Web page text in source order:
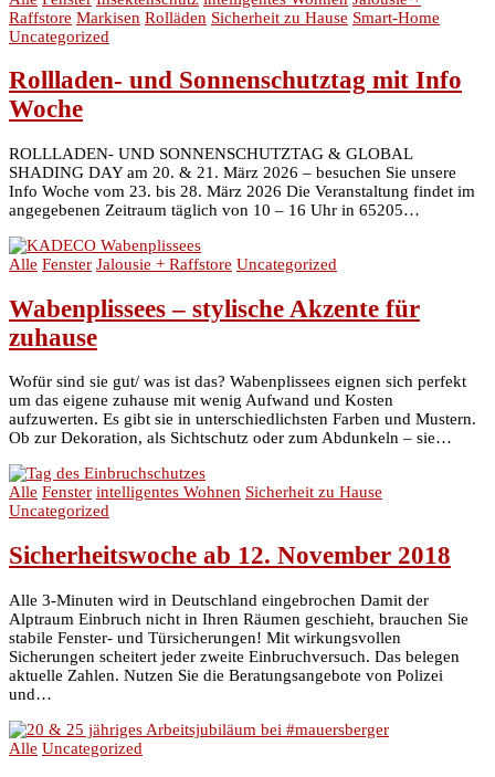
Raffstore Markisen Rolläden Sicherheit zu Hause Smart-Home
Uncategorized
Rollladen- und Sonnenschutztag mit Info
Woche
ROLLLADEN- UND SONNENSCHUTZTAG & GLOBAL
SHADING DAY am 20. & 21. März 2026 – besuchen Sie unsere
Info Woche vom 23. bis 28. März 2026 Die Veranstaltung findet im
angegebenen Zeitraum täglich von 10 – 16 Uhr in 65205…
Alle Fenster Jalousie + Raffstore Uncategorized
Wabenplissees – stylische Akzente für
zuhause
Wofür sind sie gut/ was ist das? Wabenplissees eignen sich perfekt
um das eigene zuhause mit wenig Aufwand und Kosten
aufzuwerten. Es gibt sie in unterschiedlichsten Farben und Mustern.
Ob zur Dekoration, als Sichtschutz oder zum Abdunkeln – sie…
Alle Fenster intelligentes Wohnen Sicherheit zu Hause
Uncategorized
Sicherheitswoche ab 12. November 2018
Alle 3-Minuten wird in Deutschland eingebrochen Damit der
Alptraum Einbruch nicht in Ihren Räumen geschieht, brauchen Sie
stabile Fenster- und Türsicherungen! Mit wirkungsvollen
Sicherungen scheitert jeder zweite Einbruchversuch. Das belegen
aktuelle Zahlen. Nutzen Sie die Beratungsangebote von Polizei
und…
Alle Uncategorized